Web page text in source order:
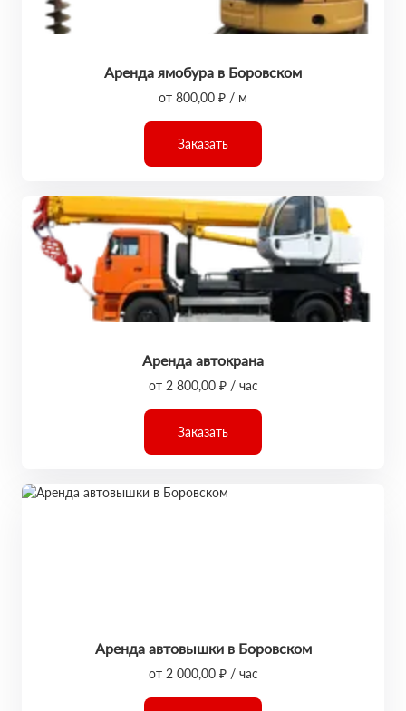
Аренда ямобура в Боровском
от 800,00 ₽ / м
Заказать
Аренда автокрана
от 2 800,00 ₽ / час
Заказать
Аренда автовышки в Боровском
от 2 000,00 ₽ / час